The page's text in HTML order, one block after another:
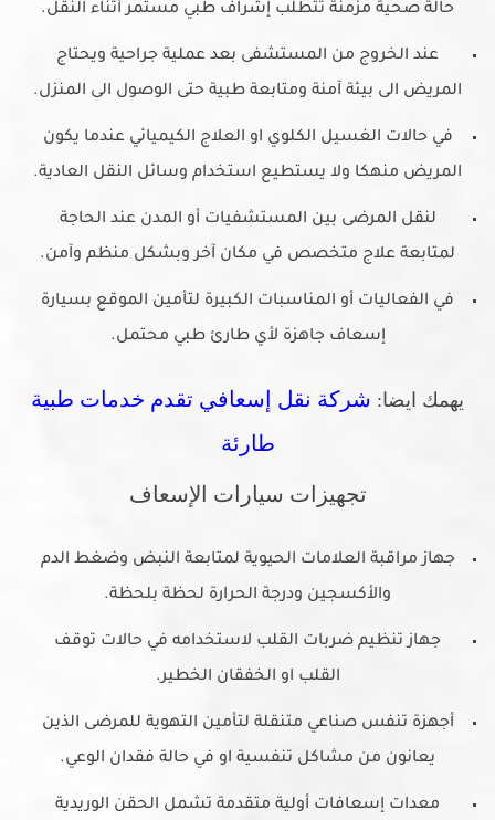
حالة صحية مزمنة تتطلب إشراف طبي مستمر أثناء النقل.
عند الخروج من المستشفى بعد عملية جراحية ويحتاج
المريض الى بيئة آمنة ومتابعة طبية حتى الوصول الى المنزل.
في حالات الغسيل الكلوي او العلاج الكيميائي عندما يكون
المريض منهكا ولا يستطيع استخدام وسائل النقل العادية.
لنقل المرضى بين المستشفيات أو المدن عند الحاجة
لمتابعة علاج متخصص في مكان آخر وبشكل منظم وآمن.
في الفعاليات أو المناسبات الكبيرة لتأمين الموقع بسيارة
إسعاف جاهزة لأي طارئ طبي محتمل.
يهمك ايضا: شركة نقل إسعافي تقدم خدمات طبية
طارئة
تجهيزات سيارات الإسعاف
جهاز مراقبة العلامات الحيوية لمتابعة النبض وضغط الدم
والأكسجين ودرجة الحرارة لحظة بلحظة.
جهاز تنظيم ضربات القلب لاستخدامه في حالات توقف
القلب او الخفقان الخطير.
أجهزة تنفس صناعي متنقلة لتأمين التهوية للمرضى الذين
يعانون من مشاكل تنفسية او في حالة فقدان الوعي.
معدات إسعافات أولية متقدمة تشمل الحقن الوريدية